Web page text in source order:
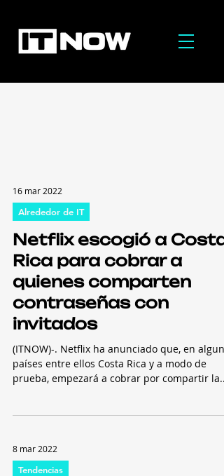
16 mar 2022
Alrededor de IT
Netflix escogió a Costa
Rica para cobrar a
quienes comparten
contraseñas con
invitados
(ITNOW)-. Netflix ha anunciado que, en algunos
países entre ellos Costa Rica y a modo de
prueba, empezará a cobrar por compartir la...
8 mar 2022
Tendencias